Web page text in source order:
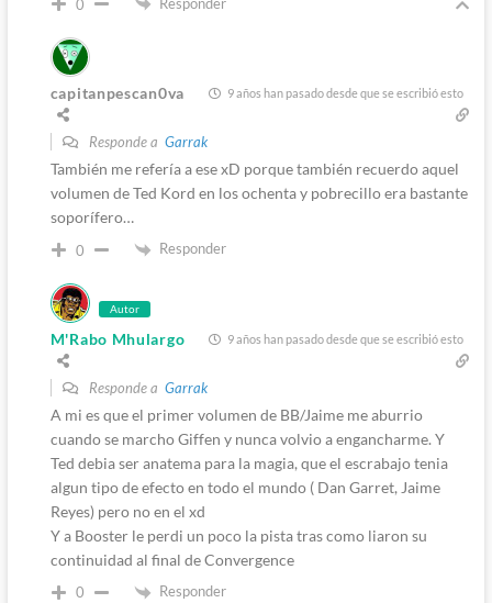
0
capitanpescan0va 9 años han pasado desde que se escribió esto
Responde a Garrak
También me refería a ese xD porque también recuerdo aquel
volumen de Ted Kord en los ochenta y pobrecillo era bastante
soporífero…
0 Responder
Autor
M'Rabo Mhulargo 9 años han pasado desde que se escribió esto
Responde a Garrak
A mi es que el primer volumen de BB/Jaime me aburrio
cuando se marcho Giffen y nunca volvio a engancharme. Y
Ted debia ser anatema para la magia, que el escrabajo tenia
algun tipo de efecto en todo el mundo ( Dan Garret, Jaime
Reyes) pero no en el xd
Y a Booster le perdi un poco la pista tras como liaron su
continuidad al final de Convergence
0 Responder